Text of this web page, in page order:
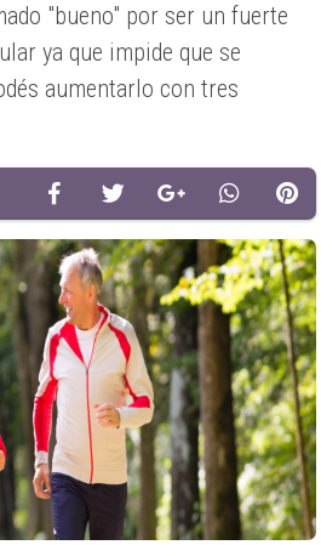
"bueno" por ser un fuerte
ya que impide que se
aumentarlo con tres